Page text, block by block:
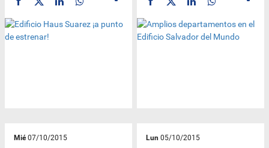
Mié07/10/2015 Lun 05/10/2015